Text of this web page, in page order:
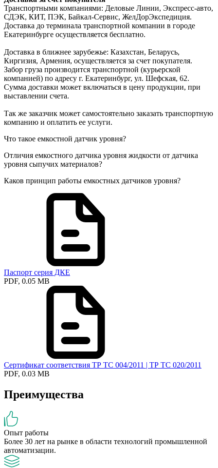
Транспортными компаниями: Деловые Линии, Экспресс-авто,
СДЭК, КИТ, ПЭК, Байкал-Сервис, ЖелДорЭкспедиция.
Доставка до терминала транспортной компании в городе
Екатеринбурге осуществляется бесплатно.
Доставка в ближнее зарубежье: Казахстан, Беларусь,
Киргизия, Армения, осуществляется за счет покупателя.
Забор груза производится транспортной (курьерской
компанией) по адресу г. Екатеринбург, ул. Шефская, 62.
Сумма доставки может включаться в цену продукции, при
выставлении счета.
Так же заказчик может самостоятельно заказать транспортную
компанию и оплатить ее услуги.
Что такое емкостной датчик уровня?
Отличия емкостного датчика уровня жидкости от датчика
уровня сыпучих материалов?
Каков принцип работы емкостных датчиков уровня?
Паспорт серия ДКЕ
PDF, 0.05 MB
Сертификат соответствия ТР ТС 004/2011 | ТР ТС 020/2011
PDF, 0.03 MB
Преимущества
Опыт работы
Более 30 лет на рынке в области технологий промышленной
автоматизации.